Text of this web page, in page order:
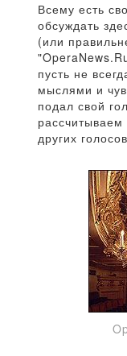
Всему есть
обсуждать
(или
пусть не
мыслями и
подал свой
других